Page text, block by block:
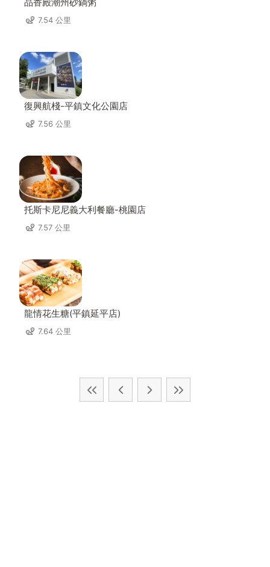
7.54 公里
復興航棧-平鎮文化公園店
7.56 公里
托斯卡尼尼義大利餐廳-桃園店
7.57 公里
龍情花生糖(平鎮延平店)
7.64 公里